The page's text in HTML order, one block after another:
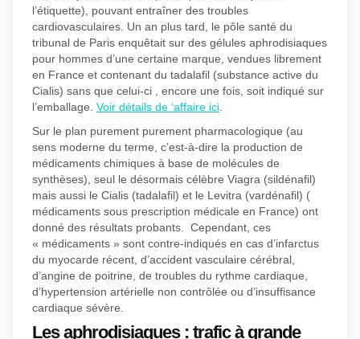
l’étiquette), pouvant entraîner des troubles
cardiovasculaires. Un an plus tard, le pôle santé du
tribunal de Paris enquêtait sur des gélules aphrodisiaques
pour hommes d’une certaine marque, vendues librement
en France et contenant du tadalafil (substance active du
Cialis) sans que celui-ci , encore une fois, soit indiqué sur
l’emballage. Voir détails de ‘affaire ici
Sur le plan purement purement pharmacologique (au
sens moderne du terme, c’est-à-dire la production de
médicaments chimiques à base de molécules de
synthèses), seul le désormais célèbre Viagra (sildénafil)
mais aussi le Cialis (tadalafil) et le Levitra (vardénafil) (
médicaments sous prescription médicale en France) ont
donné des résultats probants. Cependant, ces
« médicaments » sont contre-indiqués en cas d’infarctus
du myocarde récent, d’accident vasculaire cérébral,
d’angine de poitrine, de troubles du rythme cardiaque,
d’hypertension artérielle non contrôlée ou d’insuffisance
cardiaque sévère.
Les aphrodisiaques : trafic à grande